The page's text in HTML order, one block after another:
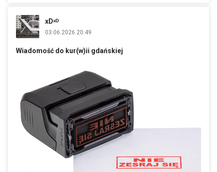
xDˣᴰ
03.06.2026 20:49
Wiadomość do kur(w)ii gdańskiej